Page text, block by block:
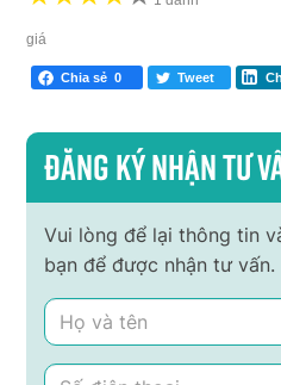
giá
Chia sẻ 0 Tweet
Đăng ký nhận tư
Vui lòng để lại thông tin
bạn để được nhận tư vấn.